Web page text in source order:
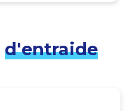
d'entraide